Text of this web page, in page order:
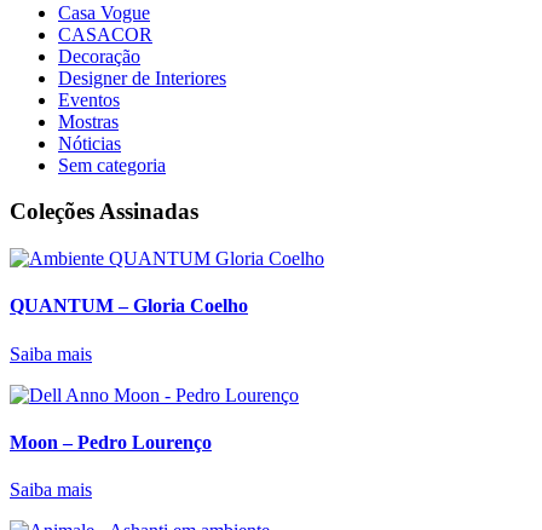
Casa Vogue
CASACOR
Decoração
Designer de Interiores
Eventos
Mostras
Nóticias
Sem categoria
Coleções Assinadas
QUANTUM – Gloria Coelho
Saiba mais
Moon – Pedro Lourenço
Saiba mais